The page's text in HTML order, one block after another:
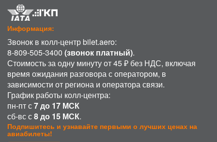
Информация:
Звонок в колл-центр bilet.aero:
8-809-505-3400 (звонок платный).
Стоимость за одну минуту от 45 ₽ без НДС, включая
время ожидания разговора с оператором, в
зависимости от региона и оператора связи.
График работы колл-центра:
пн-пт с7 до 17 МСК
сб-вс с8 до 15 МСК.
Подпишитесь и узнавайте первыми о лучших ценах на
авиабилеты!